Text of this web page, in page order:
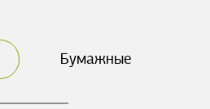
Бумажные